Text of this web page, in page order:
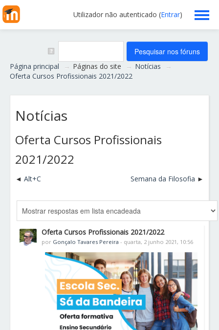
Utilizador não autenticado (Entrar)
Professores
Clubes/Projetos
Serviços
Funcionários
Português - Portugal ‎(pt)‎
Página principal → Páginas do site → Notícias
→
Oferta Cursos Profissionais 2021/2022
Notícias
Oferta Cursos Profissionais
2021/2022
Alt+C Semana da Filosofia
Oferta Cursos Profissionais 2021/2022
por Gonçalo Tavares Pereira - quarta, 2 junho 2021, 10:56